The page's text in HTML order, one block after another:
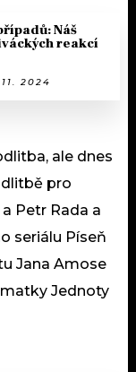
Náš
reakcí
2024
ale dnes
pro
Petr Rada a
seriálu Píseň
Jana Amose
Jednoty